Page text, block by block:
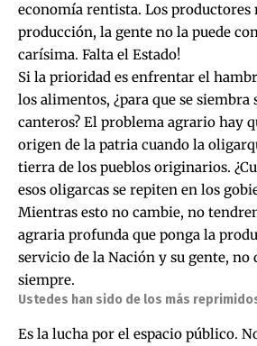
economía rentista. Los productores
producción, la gente no la puede
carísima. Falta el Estado!
Si la prioridad es enfrentar el
los alimentos, ¿para que se siembra
canteros? El problema agrario hay
origen de la patria cuando la
tierra de los pueblos originarios.
esos oligarcas se repiten en los
Mientras esto no cambie, no
agraria profunda que ponga la
servicio de la Nación y su gente, no
siempre.
Ustedes han sido de los más
Es la lucha por el espacio público.